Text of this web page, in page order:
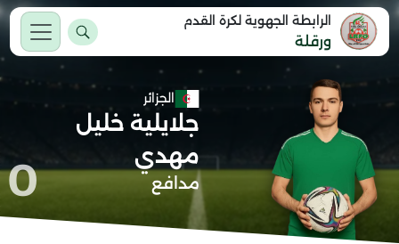
الرابطة الجهوية لكرة القدم
ورقلة
الجزائر
جلايلية خليل
مهدي
مدافع 0